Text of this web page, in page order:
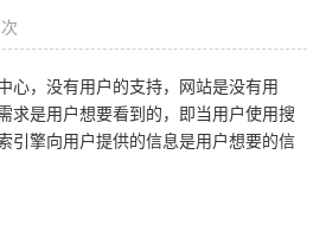
心，没有用户的支持，网站是没有用
求是用户想要看到的，即当用户使用搜
引擎向用户提供的信息是用户想要的信